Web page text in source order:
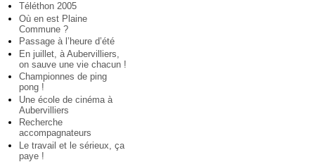
Téléthon 2005
Où en est Plaine
Commune ?
Passage à l’heure d’été
En juillet, à Aubervilliers,
on sauve une vie chacun !
Championnes de ping
pong !
Une école de cinéma à
Aubervilliers
Recherche
accompagnateurs
Le travail et le sérieux, ça
paye !